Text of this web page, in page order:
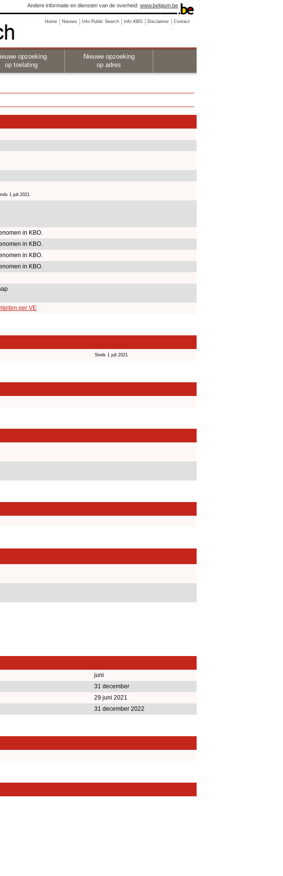
Andere informatie en diensten van de overheid: www.belgium.be
Home Nieuws Info Public Search Info KBO Disclaimer Contact
opzoeking
op toelating
Nieuwe opzoeking
op adres
1 juli 2021
in KBO.
in KBO.
in KBO.
in KBO.
per VE
Sinds 1 juli 2021
juni
31 december
29 juni 2021
31 december 2022